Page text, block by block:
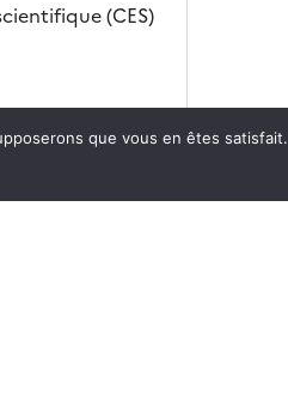
(CES)
que vous en êtes satisfait.